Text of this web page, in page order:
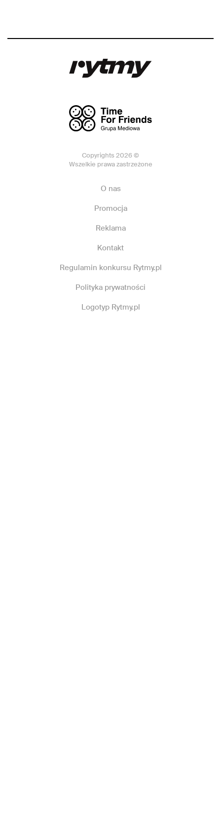
Copyrights 2026 ©
Wszelkie prawa zastrzeżone
O nas
Promocja
Reklama
Kontakt
Regulamin konkursu Rytmy.pl
Polityka prywatności
Logotyp Rytmy.pl